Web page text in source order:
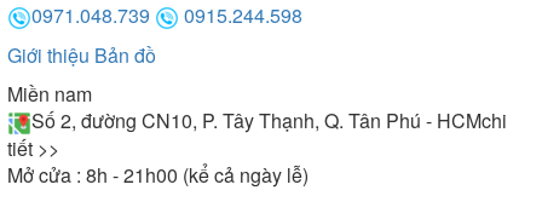
0971.048.739
0915.244.598
Giới thiệu Bản đồ
Miền nam
Số 2, đường CN10, P. Tây Thạnh, Q. Tân Phú - HCMchi
tiết >>
Mở cửa : 8h - 21h00 (kể cả ngày lễ)